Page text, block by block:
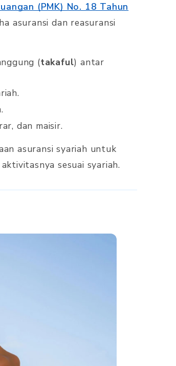
(PMK) No. 18 Tahun
asuransi dan reasuransi
(takaful) antar
dan maisir.
asuransi syariah untuk
sesuai syariah.